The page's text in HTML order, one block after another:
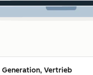
Generation, Vertrieb